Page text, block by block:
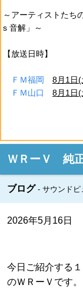
～アーティストたち
s 音解」～
【放送日時】
ＦＭ福岡
8月1日
ＦＭ山口
8月1日
ＷＲーＶ 純
ブログ サウンドピ
2026年5月16日
今日ご紹介する
のＷＲーＶです。